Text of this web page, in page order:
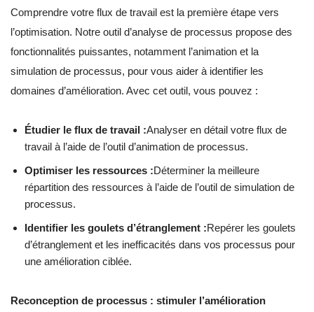
Comprendre votre flux de travail est la première étape vers
l’optimisation. Notre outil d’analyse de processus propose des
fonctionnalités puissantes, notamment l’animation et la
simulation de processus, pour vous aider à identifier les
domaines d’amélioration. Avec cet outil, vous pouvez :
Étudier le flux de travail :Analyser en détail votre flux de
travail à l’aide de l’outil d’animation de processus.
Optimiser les ressources :Déterminer la meilleure
répartition des ressources à l’aide de l’outil de simulation de
processus.
Identifier les goulets d’étranglement :Repérer les goulets
d’étranglement et les inefficacités dans vos processus pour
une amélioration ciblée.
Reconception de processus : stimuler l’amélioration